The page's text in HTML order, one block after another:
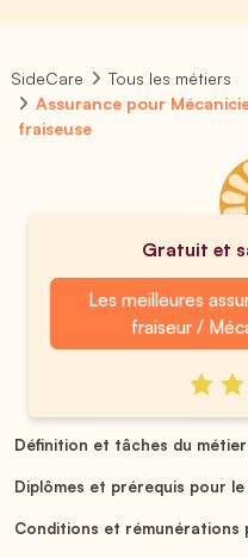
SideCare
Tous les métiers
Assurance pour
fraiseuse
Gratuit et
Les meilleures
fraiseur /
Définition et tâches du
Diplômes et prérequis pour
Conditions et rémunérations